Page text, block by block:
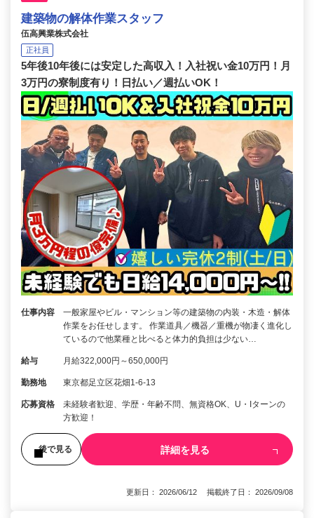
建築物の解体作業スタッフ
伍高興業株式会社
正社員
5年後10年後には安定した高収入！入社祝い金10万円！月
3万円の寮制度有り！日払い／週払いOK！
仕事内容
一般家屋やビル・マンション等の建築物の内装・木造・解体
作業をお任せします。 作業道具／機器／重機が物凄く進化し
ているので他業種と比べると体力的負担は少ない…
給与 月給322,000円～650,000円
勤務地 東京都足立区花畑1-6-13
応募資格
未経験者歓迎、学歴・年齢不問、無資格OK、U・Iターンの
方歓迎！
後で見る 詳細を見る
更新日： 2026/06/12 掲載終了日： 2026/09/08